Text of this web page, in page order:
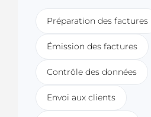
Préparation des factures
Émission des factures
Contrôle des données
Envoi aux clients